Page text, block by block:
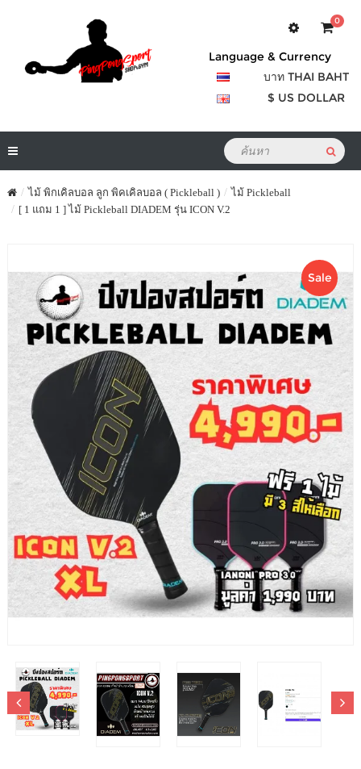
0
Language & Currency
บาท THAI BAHT
$ US DOLLAR
ไม้ พิกเคิลบอล ลูก พิคเคิลบอล ( Pickleball )
ไม้ Pickleball
[ 1 แถม 1 ] ไม้ Pickleball DIADEM รุ่น ICON V.2
Sale